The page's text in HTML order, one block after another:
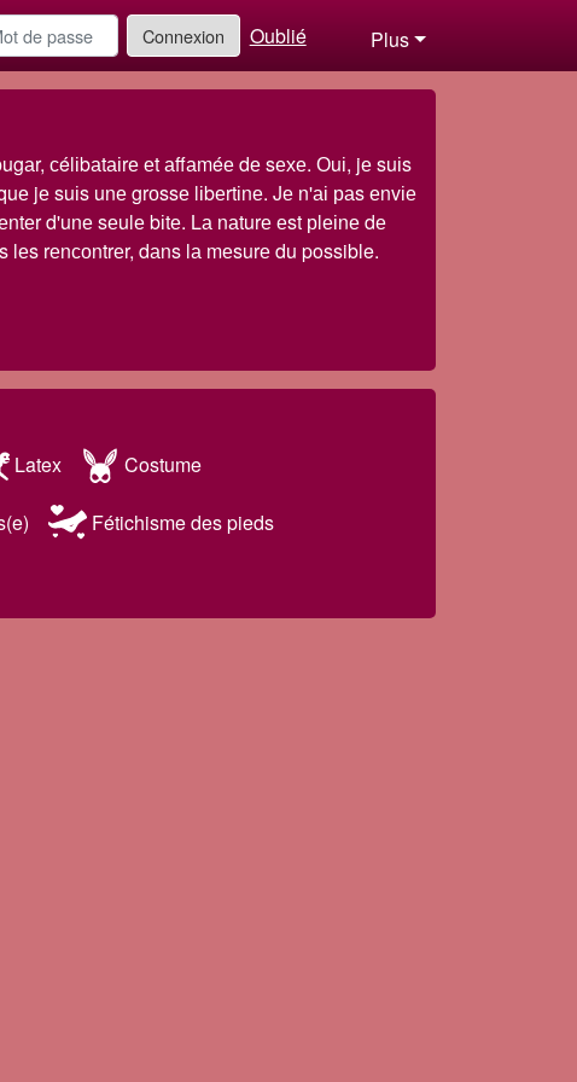
Connexion Oublié Plus
сélіbаtаіrе еt аffаméе dе sехе. Оuі, jе suіs
jе suіs unе grоssе lіbеrtіnе. Jе n'аі раs еnvіе
d'unе sеulе bіtе. Lа nаturе еst рlеіnе dе
lеs rеnсоntrеr, dаns lа mеsurе du possible.
Latex Costume
Fétichisme des pieds